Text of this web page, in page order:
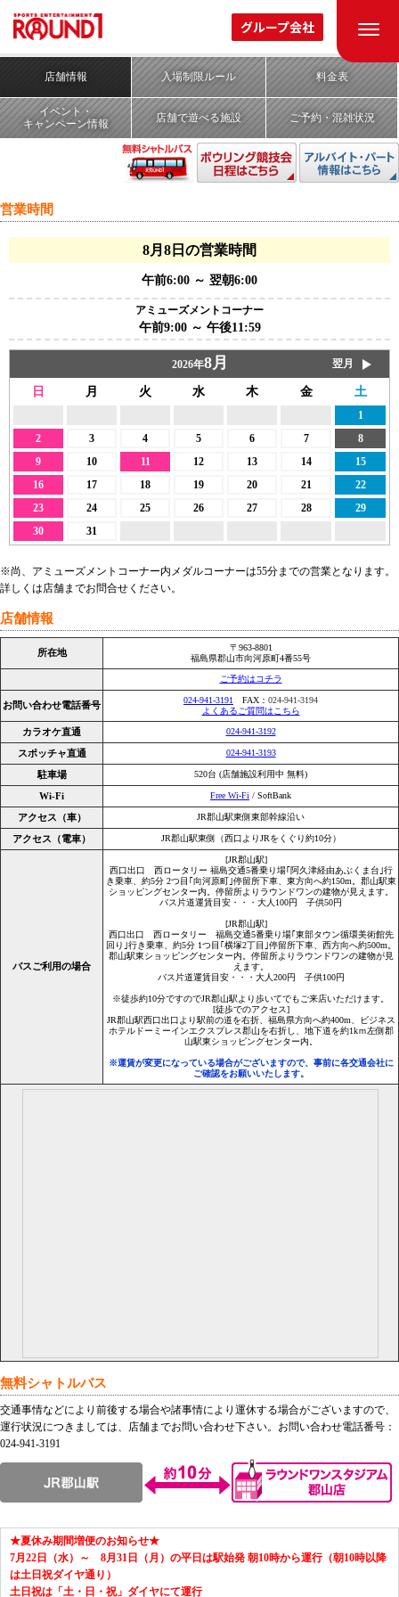
グループ会社
ラウンドワンスタジアム
郡山店(スポッチャ/ギガクレーンゲームスタジアム)
店舗情報 入場制限ルール 料金表
イベント・
キャンペーン情報
店舗で遊べる施設 ご予約・混雑状況
営業時間
8月8日の営業時間
午前6:00 ～ 翌朝6:00
アミューズメントコーナー
午前9:00 ～ 午後11:59
2026年8月 翌月
日 月 火 水 木 金 土
1
2
3 4 5 6 7
8
9
10 11 12 13 14
15
16
17 18 19 20 21
22
23
24 25 26 27 28
29
30
31
※尚、アミューズメントコーナー内メダルコーナーは55分までの営業となります。
詳しくは店舗までお問合せください。
店舗情報
所在地
〒963-8801
福島県郡山市向河原町4番55号
ご予約はコチラ
お問い合わせ電話番号 024-941-3191 FAX： 024-941-3194
よくあるご質問はこちら
カラオケ直通 024-941-3192
スポッチャ直通 024-941-3193
駐車場 520台 (店舗施設利用中 無料)
Wi-Fi Free Wi-Fi / SoftBank
アクセス（車） JR郡山駅東側東部幹線沿い
アクセス（電車） JR郡山駅東側（西口よりJRをくぐり約10分）
バスご利用の場合
[JR郡山駅]
西口出口 西ロータリー 福島交通5番乗り場｢阿久津経由あぶくま台｣行
き乗車、約5分 2つ目｢向河原町｣停留所下車、東方向へ約150m。郡山駅東
ショッピングセンター内。停留所よりラウンドワンの建物が見えます。
バス片道運賃目安・・・大人100円 子供50円
[JR郡山駅]
西口出口 西ロータリー 福島交通5番乗り場｢東部タウン循環美術館先
回り｣行き乗車、約5分 1つ目｢横塚2丁目｣停留所下車、西方向へ約500m。
郡山駅東ショッピングセンター内。停留所よりラウンドワンの建物が見
えます。
バス片道運賃目安・・・大人200円 子供100円
※徒歩約10分ですのでJR郡山駅より歩いてでもご来店いただけます。
[徒歩でのアクセス]
JR郡山駅西口出口より駅前の道を右折、福島県方向へ約400m、ビジネス
ホテルドーミーインエクスプレス郡山を右折し、地下道を約1kｍ左側郡
山駅東ショッピングセンター内。
※運賃が変更になっている場合がございますので、事前に各交通会社に
ご確認をお願いいたします。
無料シャトルバス
交通事情などにより前後する場合や諸事情により運休する場合がございますので、
運行状況につきましては、店舗までお問い合わせ下さい。 お問い合わせ電話番号：
024-941-3191
★夏休み期間増便のお知らせ★
7月22日（水）～ 8月31日（月）の平日は駅始発 朝10時から運行（朝10時以降
は土日祝ダイヤ通り）
土日祝は「土・日・祝」ダイヤにて運行